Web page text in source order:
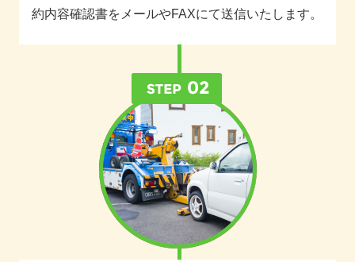
約内容確認書をメールやFAXにて送信いたします。